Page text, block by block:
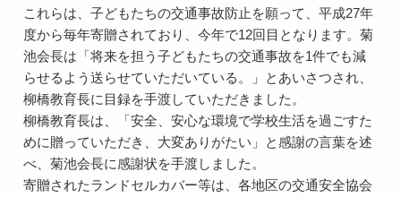
これらは、子どもたちの交通事故防止を願って、平成27年
度から毎年寄贈されており、今年で12回目となります。菊
池会長は「将来を担う子どもたちの交通事故を1件でも減
らせるよう送らせていただいている。」とあいさつされ、
柳橋教育長に目録を手渡していただきました。
柳橋教育長は、「安全、安心な環境で学校生活を過ごすた
めに贈っていただき、大変ありがたい」と感謝の言葉を述
べ、菊池会長に感謝状を手渡しました。
寄贈されたランドセルカバー等は、各地区の交通安全協会